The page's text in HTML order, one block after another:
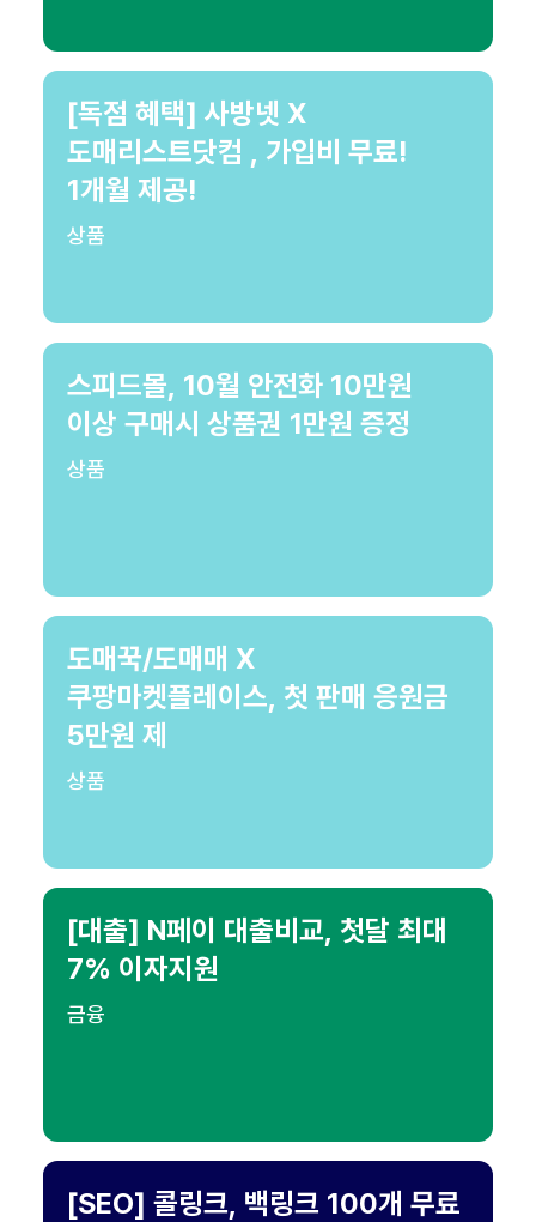
[독점 혜택] 사방넷 X
도매리스트닷컴 , 가입비 무료!
1개월 제공!
상품
스피드몰, 10월 안전화 10만원
이상 구매시 상품권 1만원 증정
상품
도매꾹/도매매 X
쿠팡마켓플레이스, 첫 판매 응원금
5만원 제
상품
[대출] N페이 대출비교, 첫달 최대
7% 이자지원
금융
[SEO] 콜링크, 백링크 100개 무료